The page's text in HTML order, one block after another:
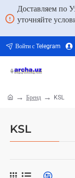
Доставляем по
уточняйте
Войти с Telegram
KSL
Бренд KSL